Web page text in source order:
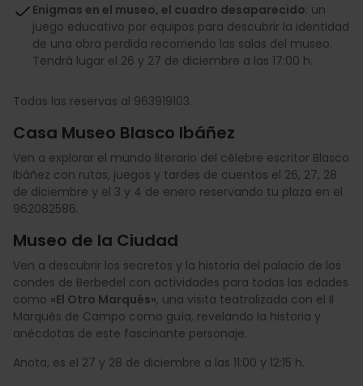
Enigmas en el museo, el cuadro desaparecido: un
juego educativo por equipos para descubrir la identidad
de una obra perdida recorriendo las salas del museo.
Tendrá lugar el 26 y 27 de diciembre a las 17:00 h.
Todas las reservas al 963919103.
Casa Museo Blasco Ibáñez
Ven a explorar el mundo literario del célebre escritor Blasco
Ibáñez con rutas, juegos y tardes de cuentos el 26, 27, 28
de diciembre y el 3 y 4 de enero reservando tu plaza en el
962082586.
Museo de la Ciudad
Ven a descubrir los secretos y la historia del palacio de los
condes de Berbedel con actividades para todas las edades
como «El Otro Marqués», una visita teatralizada con el II
Marqués de Campo como guía, revelando la historia y
anécdotas de este fascinante personaje.
Anota, es el 27 y 28 de diciembre a las 11:00 y 12:15 h.